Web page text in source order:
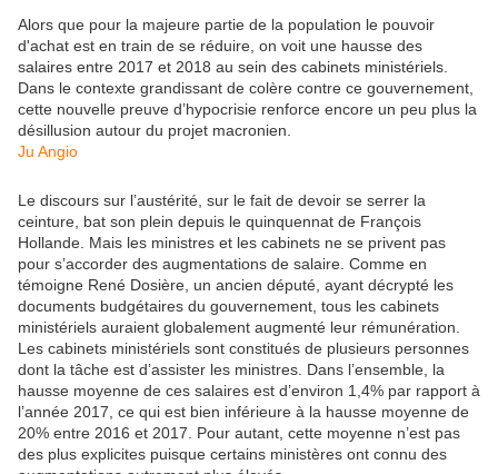
Alors que pour la majeure partie de la population le pouvoir
d'achat est en train de se réduire, on voit une hausse des
salaires entre 2017 et 2018 au sein des cabinets ministériels.
Dans le contexte grandissant de colère contre ce gouvernement,
cette nouvelle preuve d’hypocrisie renforce encore un peu plus la
désillusion autour du projet macronien.
Ju Angio
Le discours sur l’austérité, sur le fait de devoir se serrer la
ceinture, bat son plein depuis le quinquennat de François
Hollande. Mais les ministres et les cabinets ne se privent pas
pour s’accorder des augmentations de salaire. Comme en
témoigne René Dosière, un ancien député, ayant décrypté les
documents budgétaires du gouvernement, tous les cabinets
ministériels auraient globalement augmenté leur rémunération.
Les cabinets ministériels sont constitués de plusieurs personnes
dont la tâche est d’assister les ministres. Dans l’ensemble, la
hausse moyenne de ces salaires est d’environ 1,4% par rapport à
l’année 2017, ce qui est bien inférieure à la hausse moyenne de
20% entre 2016 et 2017. Pour autant, cette moyenne n’est pas
des plus explicites puisque certains ministères ont connu des